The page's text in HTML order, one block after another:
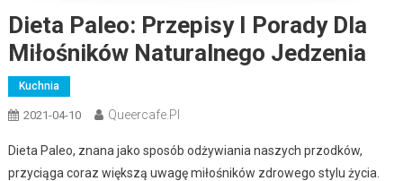
Dieta Paleo: Przepisy I Porady Dla
Miłośników Naturalnego Jedzenia
Kuchnia
2021-04-10 Queercafe.pl
Dieta Paleo, znana jako sposób odżywiania naszych przodków,
przyciąga coraz większą uwagę miłośników zdrowego stylu życia.